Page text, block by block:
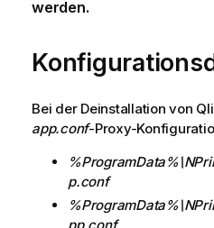
werden.
Bei der Deinstallation von
app.conf-Proxy-
p.conf
pp.conf